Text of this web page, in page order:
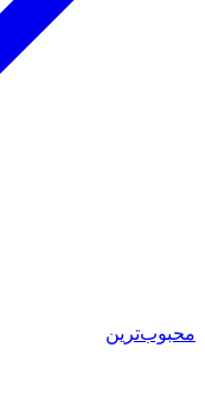
محبوب‌ترین